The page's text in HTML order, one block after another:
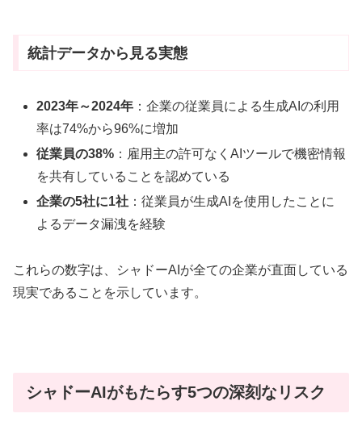
統計データから見る実態
2023年～2024年 ：企業の従業員による生成AIの利用
率は74%から96%に増加
従業員の38% ：雇用主の許可なくAIツールで機密情報
を共有していることを認めている
企業の5社に1社 ：従業員が生成AIを使用したことに
よるデータ漏洩を経験
これらの数字は、シャドーAIが全ての企業が直面している
現実であることを示しています。
シャドーAIがもたらす5つの深刻なリスク